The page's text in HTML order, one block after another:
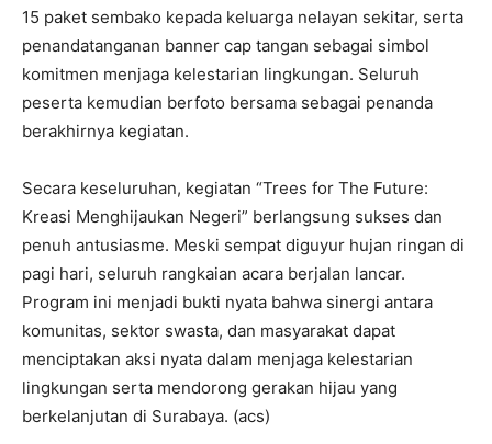
15 paket sembako kepada keluarga nelayan sekitar, serta
penandatanganan banner cap tangan sebagai simbol
komitmen menjaga kelestarian lingkungan. Seluruh
peserta kemudian berfoto bersama sebagai penanda
berakhirnya kegiatan.
Secara keseluruhan, kegiatan “Trees for The Future:
Kreasi Menghijaukan Negeri” berlangsung sukses dan
penuh antusiasme. Meski sempat diguyur hujan ringan di
pagi hari, seluruh rangkaian acara berjalan lancar.
Program ini menjadi bukti nyata bahwa sinergi antara
komunitas, sektor swasta, dan masyarakat dapat
menciptakan aksi nyata dalam menjaga kelestarian
lingkungan serta mendorong gerakan hijau yang
berkelanjutan di Surabaya. (acs)